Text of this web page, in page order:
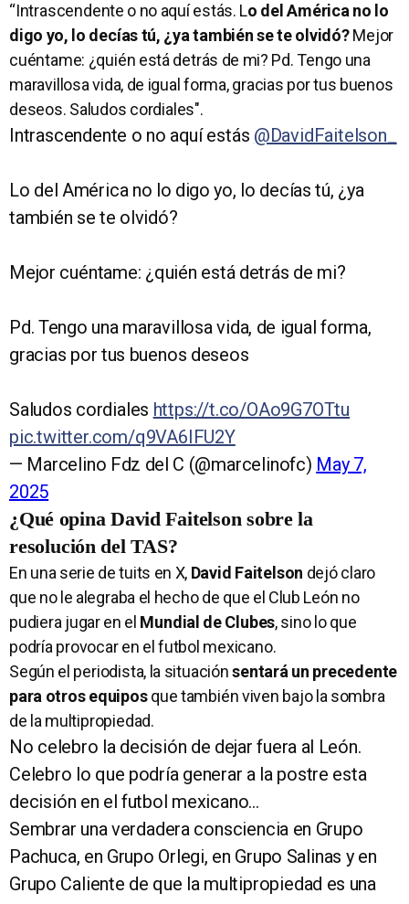
“Intrascendente o no aquí estás. Lo del América no lo
digo yo, lo decías tú, ¿ya también se te olvidó?Mejor
cuéntame: ¿quién está detrás de mi? Pd. Tengo una
maravillosa vida, de igual forma, gracias por tus buenos
deseos. Saludos cordiales".
Intrascendente o no aquí estás @DavidFaitelson_
Lo del América no lo digo yo, lo decías tú, ¿ya
también se te olvidó?
Mejor cuéntame: ¿quién está detrás de mi?
Pd. Tengo una maravillosa vida, de igual forma,
gracias por tus buenos deseos
Saludos cordiales https://t.co/OAo9G7OTtu
pic.twitter.com/q9VA6IFU2Y
— Marcelino Fdz del C (@marcelinofc) May 7,
2025
¿Qué opina David Faitelson sobre la
resolución del TAS?
En una serie de tuits en X, David Faitelson dejó claro
que no le alegraba el hecho de que el Club León no
pudiera jugar en el Mundial de Clubes, sino lo que
podría provocar en el futbol mexicano.
Según el periodista, la situaciónsentará un precedente
para otros equiposque también viven bajo la sombra
de la multipropiedad.
No celebro la decisión de dejar fuera al León.
Celebro lo que podría generar a la postre esta
decisión en el futbol mexicano…
Sembrar una verdadera consciencia en Grupo
Pachuca, en Grupo Orlegi, en Grupo Salinas y en
Grupo Caliente de que la multipropiedad es una